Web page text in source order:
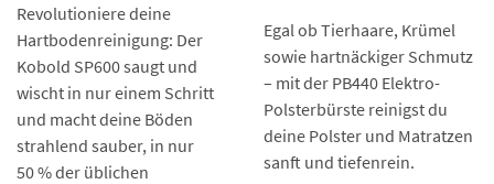
Revolutioniere deine
Hartbodenreinigung: Der
Kobold SP600 saugt und
wischt in nur einem Schritt
und macht deine Böden
strahlend sauber, in nur
50 % der üblichen
Egal ob Tierhaare, Krümel
sowie hart­näckiger Schmutz
– mit der PB440 Elektro-
Polsterbürste reinigst du
deine Polster und Matratzen
sanft und tiefenrein.